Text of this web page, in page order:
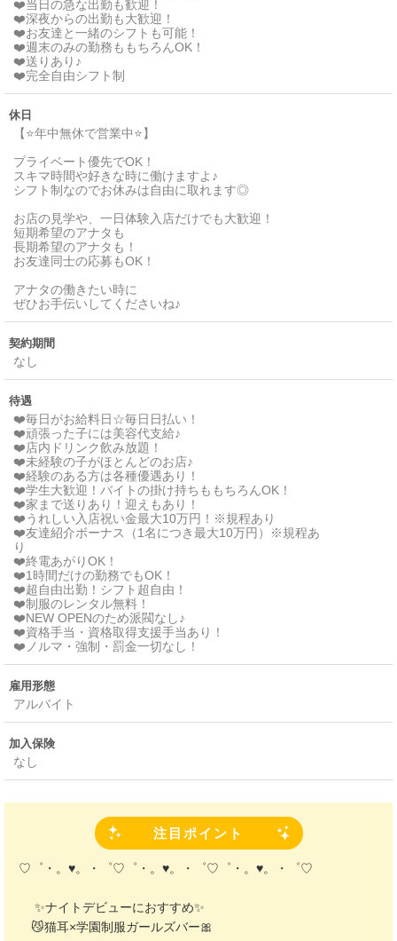
❤️当日の急な出勤も歓迎！
❤️深夜からの出勤も大歓迎！
❤️お友達と一緒のシフトも可能！
❤️週末のみの勤務ももちろんOK！
❤️送りあり♪
❤️完全自由シフト制
休日
【⭐年中無休で営業中⭐】
プライベート優先でOK！
スキマ時間や好きな時に働けますよ♪
シフト制なのでお休みは自由に取れます◎
お店の見学や、一日体験入店だけでも大歓迎！
短期希望のアナタも
長期希望のアナタも！
お友達同士の応募もOK！
アナタの働きたい時に
ぜひお手伝いしてくださいね♪
契約期間
なし
待遇
❤️毎日がお給料日☆毎日日払い！
❤️頑張った子には美容代支給♪
❤️店内ドリンク飲み放題！
❤️未経験の子がほとんどのお店♪
❤️経験のある方は各種優遇あり！
❤️学生大歓迎！バイトの掛け持ちももちろんOK！
❤️家まで送りあり！迎えもあり！
❤️うれしい入店祝い金最大10万円！※規程あり
❤️友達紹介ボーナス（1名につき最大10万円）※規程あ
り
❤️終電あがりOK！
❤️1時間だけの勤務でもOK！
❤️超自由出勤！シフト超自由！
❤️制服のレンタル無料！
❤️NEW OPENのため派閥なし♪
❤️資格手当・資格取得支援手当あり！
❤️ノルマ・強制・罰金一切なし！
雇用形態
アルバイト
加入保険
なし
注目ポイント
♡゜・。♥。・゜♡゜・。♥。・゜♡゜・。♥。・゜♡
✨ナイトデビューにおすすめ✨
😼猫耳×学園制服ガールズバー🎀